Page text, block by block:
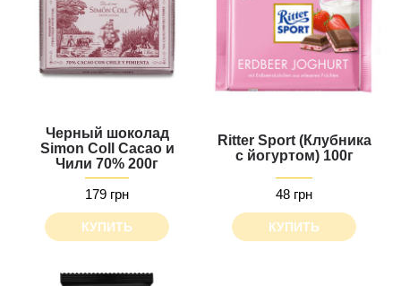
Черный шоколад
Simon Coll Cacao и
Чили 70% 200г
179 грн
КУПИТЬ
Ritter Sport (Клубника
с йогуртом) 100г
48 грн
КУПИТЬ